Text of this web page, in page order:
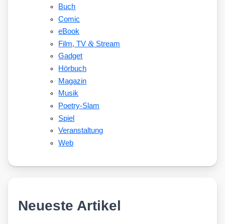
Buch
Comic
eBook
Film, TV&Stream
Gadget
Hörbuch
Magazin
Musik
Poetry-Slam
Spiel
Veranstaltung
Web
Neueste Artikel